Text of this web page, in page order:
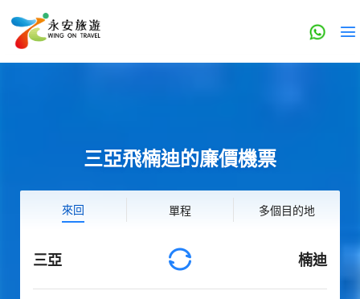
三亞飛楠迪的廉價機票
來回 單程 多個目的地
三亞 楠迪